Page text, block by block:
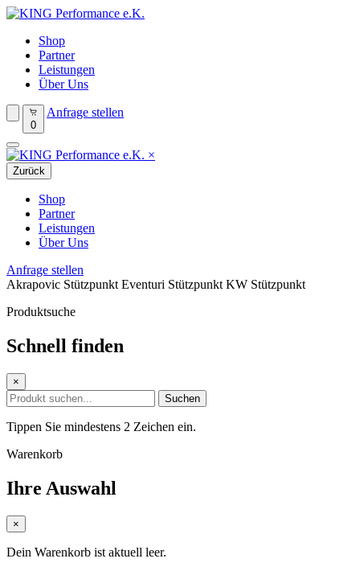
Shop
Partner
Leistungen
Über Uns
0
Anfrage stellen
×
Zurück
Shop
Partner
Leistungen
Über Uns
Anfrage stellen
Akrapovic Stützpunkt Eventuri Stützpunkt KW Stützpunkt
Produktsuche
Schnell finden
×
Suchen
Tippen Sie mindestens 2 Zeichen ein.
Warenkorb
Ihre Auswahl
×
Dein Warenkorb ist aktuell leer.